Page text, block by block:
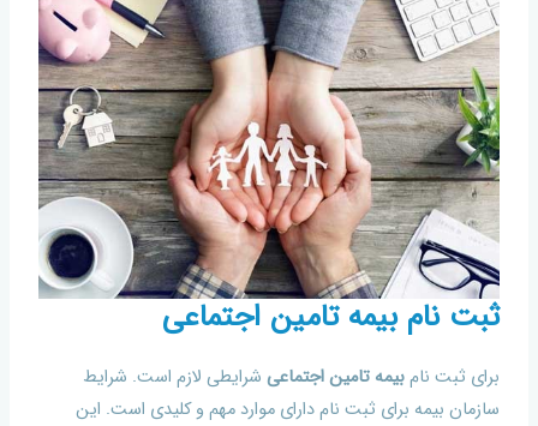
ثبت نام بیمه تامین اجتماعی
برای ثبت نامبیمه تامین اجتماعی شرایطی لازم است. شرایط
سازمان بیمه برای ثبت نام دارای موارد مهم و کلیدی است. این